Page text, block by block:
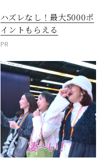
ハズレなし！最大5000ポ
イントもらえる
PR